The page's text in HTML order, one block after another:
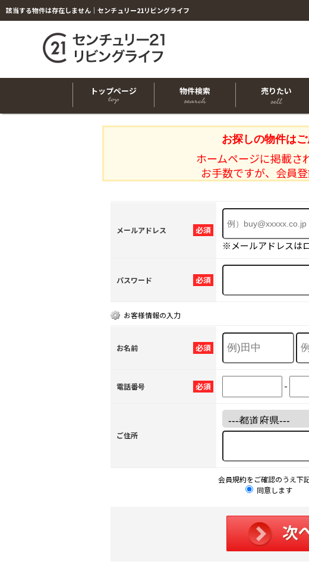
該当する物件は存在しません｜センチュリー21リビングライフ
トップページ 物件検索 売りたい
お探しの物件は
ホームページに掲載さ
お手数ですが、会員
必須
メールアドレス
※メールアドレスは
必須
パスワード
お客様情報の入力
必須
お名前
必須
電話番号 -
ご住所
会員規約をご確認のうえ下
同意します